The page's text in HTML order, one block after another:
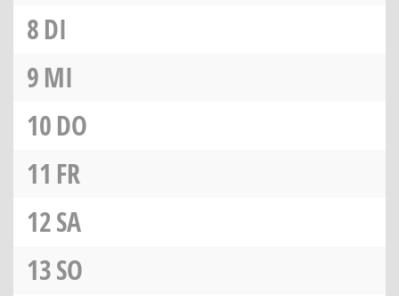
8DI
9MI
10DO
11 FR
12SA
13SO